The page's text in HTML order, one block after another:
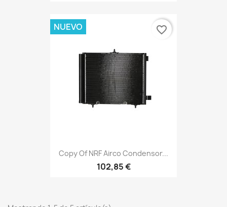
Copy Of NRF Airco Condensor...
102,85 €
NUEVO favorite_border